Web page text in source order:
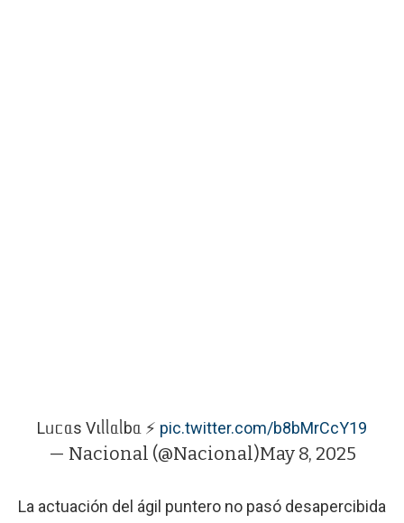
Lᥙᥴᥲs Vιᥣᥣᥲᥣbᥲ ⚡️ pic.twitter.com/b8bMrCcY19
— Nacional (@Nacional)May 8, 2025
La actuación del ágil puntero no pasó desapercibida